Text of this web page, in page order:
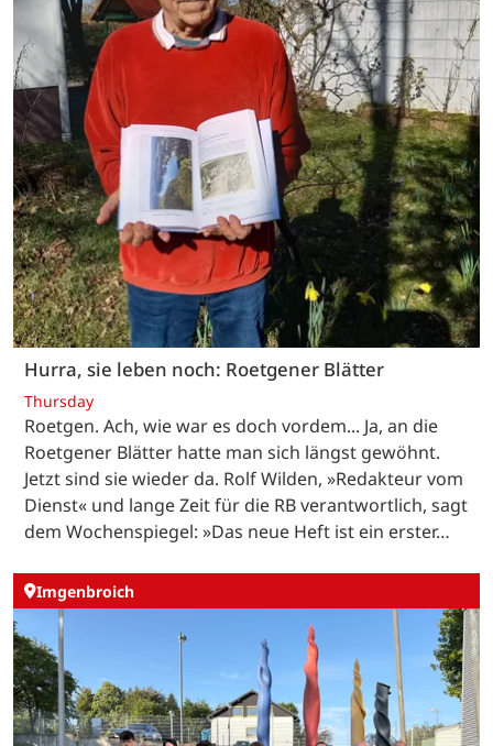
Hurra, sie leben noch: Roetgener Blätter
Thursday
Roetgen. Ach, wie war es doch vordem... Ja, an die
Roetgener Blätter hatte man sich längst gewöhnt.
Jetzt sind sie wieder da. Rolf Wilden, »Redakteur vom
Dienst« und lange Zeit für die RB verantwortlich, sagt
dem Wochenspiegel: »Das neue Heft ist ein erster…
Imgenbroich